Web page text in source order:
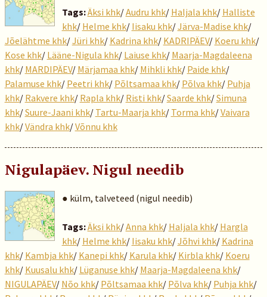
Tags:Äksi khk/Audru khk/ Haljala khk/ Halliste
khk/ Helme khk/ Iisaku khk/Järva-Madise khk/
Jõelähtme khk/Jüri khk/ Kadrina khk/ KADRIPÄEV/ Koeru khk/
Kose khk/ Lääne-Nigula khk/ Laiuse khk/ Maarja-Magdaleena
khk/ MARDIPÄEV/ Märjamaa khk/ Mihkli khk/ Paide khk/
Palamuse khk/ Peetri khk/ Põltsamaa khk/ Põlva khk/ Puhja
khk/ Rakvere khk/ Rapla khk/ Risti khk/Saarde khk/Simuna
khk/Suure-Jaani khk/ Tartu-Maarja khk/ Torma khk/Vaivara
khk/Vändra khk/Võnnu khk
Nigulapäev. Nigul needib
● külm, talveteed (nigul needib)
Tags:Äksi khk/Anna khk/ Haljala khk/ Hargla
khk/ Helme khk/ Iisaku khk/Jõhvi khk/ Kadrina
khk/ Kambja khk/ Kanepi khk/ Karula khk/ Kirbla khk/ Koeru
khk/ Kuusalu khk/ Lüganuse khk/ Maarja-Magdaleena khk/
NIGULAPÄEV/ Nõo khk/ Põltsamaa khk/ Põlva khk/ Puhja khk/